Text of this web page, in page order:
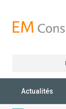
Actualités